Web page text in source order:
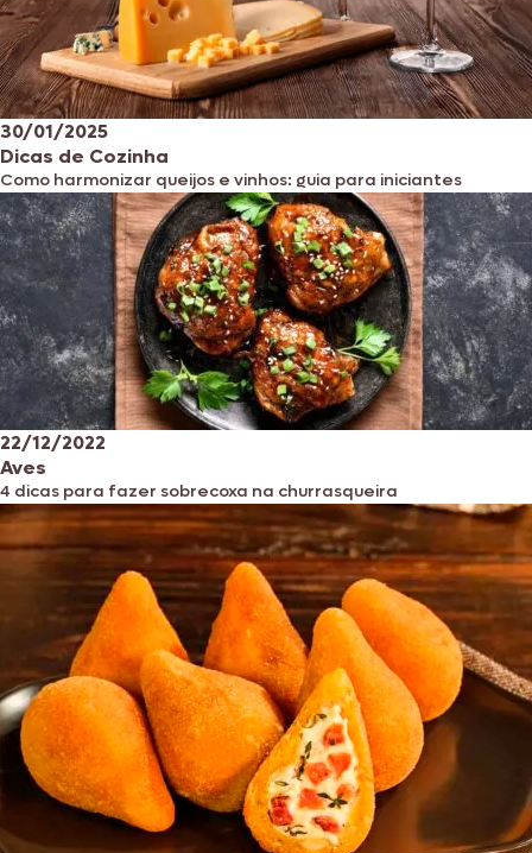
30/01/2025
Dicas de Cozinha
Como harmonizar queijos e vinhos: guia para iniciantes
22/12/2022
Aves
4 dicas para fazer sobrecoxa na churrasqueira